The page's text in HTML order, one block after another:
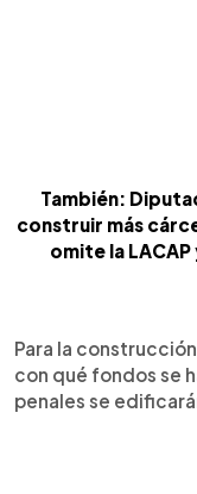
También:
construir más
omite la
Para la
con qué fondos se
penales se